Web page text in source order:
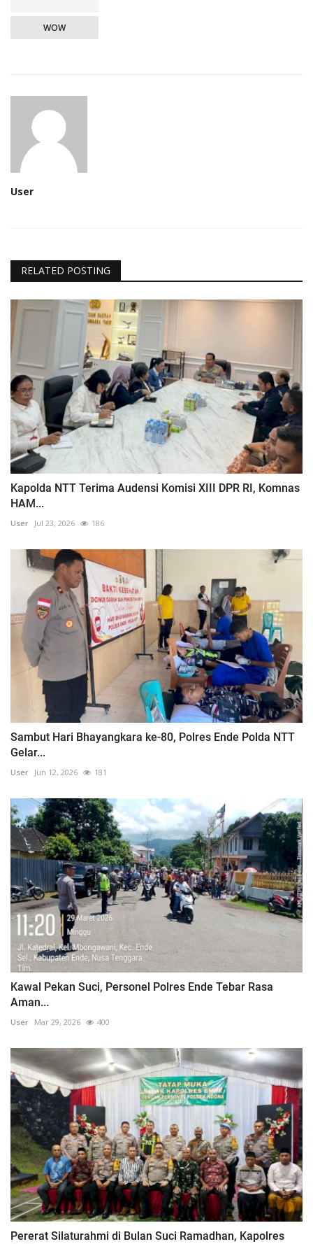
WOW
User
RELATED POSTING
Kapolda NTT Terima Audensi Komisi XIII DPR RI, Komnas
HAM...
User Jul 23, 2026 186
Sambut Hari Bhayangkara ke-80, Polres Ende Polda NTT
Gelar...
User Jun 12, 2026 181
Kawal Pekan Suci, Personel Polres Ende Tebar Rasa
Aman...
User Mar 29, 2026 400
Pererat Silaturahmi di Bulan Suci Ramadhan, Kapolres